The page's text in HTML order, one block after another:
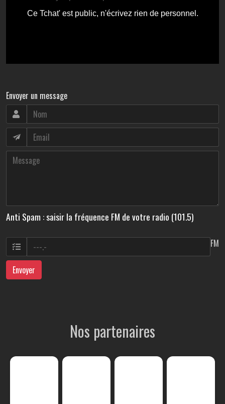
Envoyer un message
Anti Spam : saisir la fréquence FM de votre radio (101.5)
FM
Envoyer
Nos partenaires